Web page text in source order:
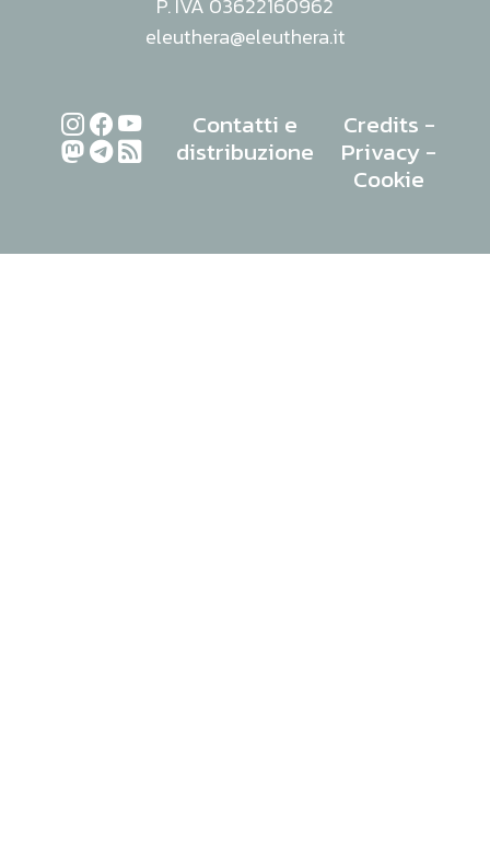
eleuthera@eleuthera.it
Contatti e
distribuzione
Credits -
Privacy-
Cookie